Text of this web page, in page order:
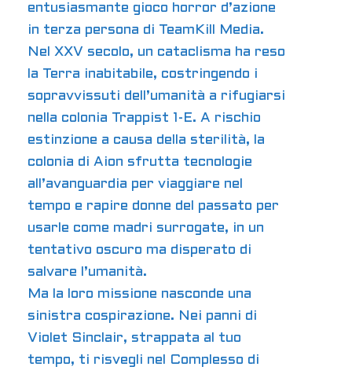
entusiasmante gioco horror d’azione
in terza persona di TeamKill Media.
Nel XXV secolo, un cataclisma ha reso
la Terra inabitabile, costringendo i
sopravvissuti dell’umanità a rifugiarsi
nella colonia Trappist 1-E. A rischio
estinzione a causa della sterilità, la
colonia di Aion sfrutta tecnologie
all’avanguardia per viaggiare nel
tempo e rapire donne del passato per
usarle come madri surrogate, in un
tentativo oscuro ma disperato di
salvare l’umanità.
Ma la loro missione nasconde una
sinistra cospirazione. Nei panni di
Violet Sinclair, strappata al tuo
tempo, ti risvegli nel Complesso di